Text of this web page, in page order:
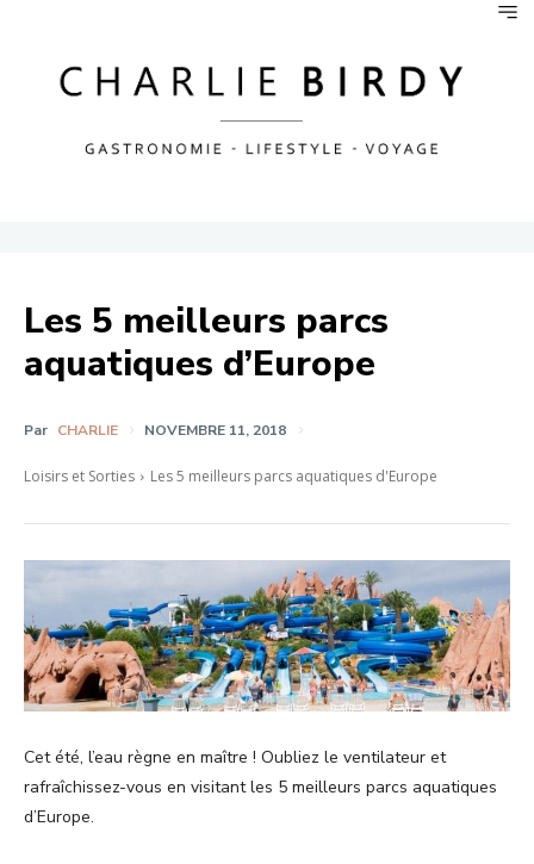
Les 5 meilleurs parcs
aquatiques d’Europe
Par CHARLIE NOVEMBRE 11, 2018
Loisirs et Sorties Les 5 meilleurs parcs aquatiques d'Europe
Cet été, l’eau règne en maître ! Oubliez le ventilateur et
rafraîchissez-vous en visitant les 5 meilleurs parcs aquatiques
d’Europe.